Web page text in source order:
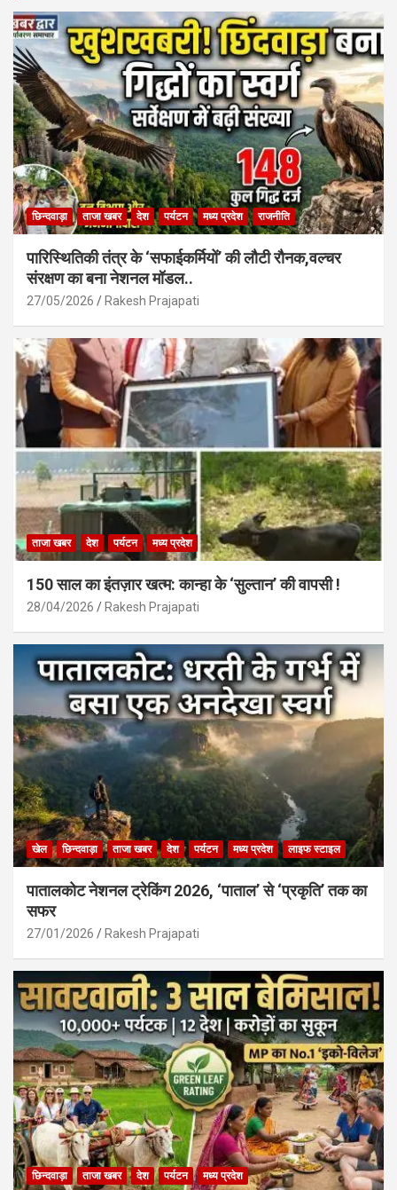
o
o
k
A
p
p
छिन्दवाड़ा ताजा खबर देश पर्यटन मध्य प्रदेश राजनीति
पारिस्थितिकी तंत्र के ‘सफाईकर्मियों’ की लौटी रौनक,वल्चर
संरक्षण का बना नेशनल मॉडल..
27/05/2026 Rakesh Prajapati
ताजा खबर देश पर्यटन मध्य प्रदेश
150 साल का इंतज़ार खत्म: कान्हा के ‘सुल्तान’ की वापसी !
28/04/2026 Rakesh Prajapati
खेल छिन्दवाड़ा ताजा खबर देश पर्यटन मध्य प्रदेश लाइफ स्टाइल
पातालकोट नेशनल ट्रेकिंग 2026, ‘पाताल’ से ‘प्रकृति’ तक का
सफर
27/01/2026 Rakesh Prajapati
छिन्दवाड़ा ताजा खबर देश पर्यटन मध्य प्रदेश